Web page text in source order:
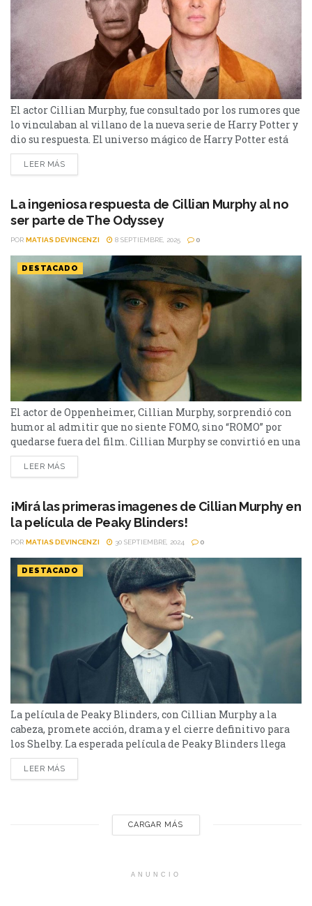
El actor Cillian Murphy, fue consultado por los rumores que
lo vinculaban al villano de la nueva serie de Harry Potter y
dio su respuesta. El universo mágico de Harry Potter está
en plena etapa de renovación con la serie que prepara HBO
Max, y las especulaciones sobre el reparto no paran de
LEER MÁS
La ingeniosa respuesta de Cillian Murphy al no
ser parte de The Odyssey
POR MATIAS DEVINCENZI 8 SEPTIEMBRE, 2025 0
DESTACADO
El actor de Oppenheimer, Cillian Murphy, sorprendió con
humor al admitir que no siente FOMO, sino “ROMO” por
quedarse fuera del film. Cillian Murphy se convirtió en una
de las figuras más queridas del cine tras el éxito de
Oppenheimer (2023), que le valió el Oscar a Mejor Actor.
muchos fans esperaban verlo...
LEER MÁS
¡Mirá las primeras imagenes de Cillian Murphy en
la película de Peaky Blinders!
POR MATIAS DEVINCENZI 30 SEPTIEMBRE, 2024 0
DESTACADO
La película de Peaky Blinders, con Cillian Murphy a la
cabeza, promete acción, drama y el cierre definitivo para
los Shelby. La esperada película de Peaky Blinders llega
para dar el cierre definitivo a la saga de los hermanos
Shelby, encabezados por Cillian Murphy en su icónico
LEER MÁS
CARGAR MÁS
ANUNCIO